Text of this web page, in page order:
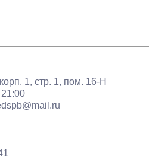
1, стр. 1, пом. 16-Н